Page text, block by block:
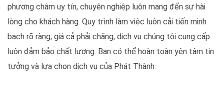
phương châm uy tín, chuyên nghiệp luôn mang đến sự hài
lòng cho khách hàng. Quy trình làm việc luôn cải tiến minh
bạch rõ ràng, giá cả phải chăng, dịch vụ chúng tôi cung cấp
luôn đảm bảo chất lượng. Bạn có thể hoàn toàn yên tâm tin
tưởng và lựa chọn dịch vụ của Phát Thành.